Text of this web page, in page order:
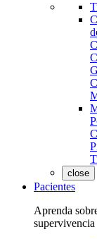
close
Pacientes
Aprenda
supervivencia